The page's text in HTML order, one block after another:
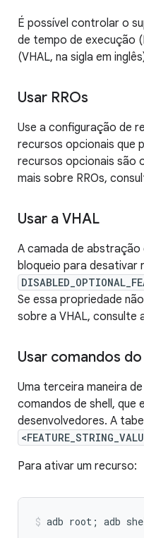
É possível controlar o
de tempo de execução
(VHAL, na sigla em
Usar RROs
Use a configuração de
recursos opcionais que
recursos opcionais são
mais sobre RROs,
Usar a VHAL
A camada de
bloqueio para desativar
Se essa propriedade
sobre a VHAL, consulte
Usar comandos
Uma terceira maneira
comandos de shell, que
desenvolvedores. A
Para ativar um recurso: